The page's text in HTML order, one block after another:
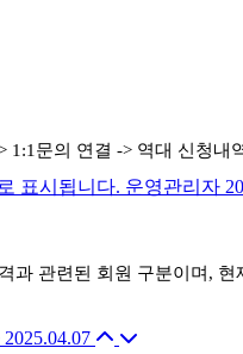
1:1문의 연결 -> 역대 신청내
표시됩니다. 운영관리자
관련된 회원 구분이며,
2025.04.07